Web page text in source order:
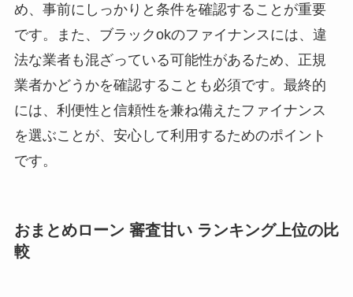
め、事前にしっかりと条件を確認することが重要
です。また、ブラックokのファイナンスには、違
法な業者も混ざっている可能性があるため、正規
業者かどうかを確認することも必須です。最終的
には、利便性と信頼性を兼ね備えたファイナンス
を選ぶことが、安心して利用するためのポイント
です。
おまとめローン 審査甘い ランキング上位の比
較